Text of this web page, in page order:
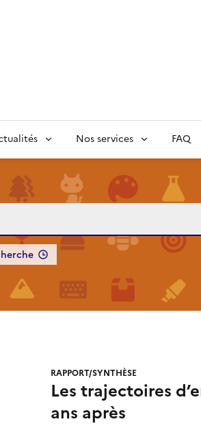
Nos services FAQ
RAPPORT/SYNTHÈSE
Les trajectoires
ans après